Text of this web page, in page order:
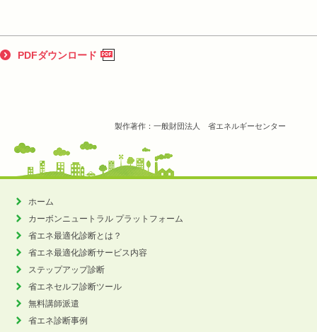
PDFダウンロード
製作著作：一般財団法人 省エネルギーセンター
ホーム
カーボンニュートラル プラットフォーム
省エネ最適化診断とは？
省エネ最適化診断サービス内容
ステップアップ診断
省エネセルフ診断ツール
無料講師派遣
省エネ診断事例